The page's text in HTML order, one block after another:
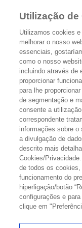
CANCRO
ESTAR
FATORES DE
Nem sempre é
sofrerem de cancro
uma mulher com
predisposta a ter
pode aumentar a
Estudos realizados
Utilização de
Utilizamos cookies
melhorar o nosso
essenciais,
como o nosso
incluindo através de
proporcionar
para lhe
de segmentação e
consente a
correspondente
informações sobre o
a divulgação de
descrito mais
Cookies/
de todos os
funcionamento do
hiperligação/botão
configurações e
clique em